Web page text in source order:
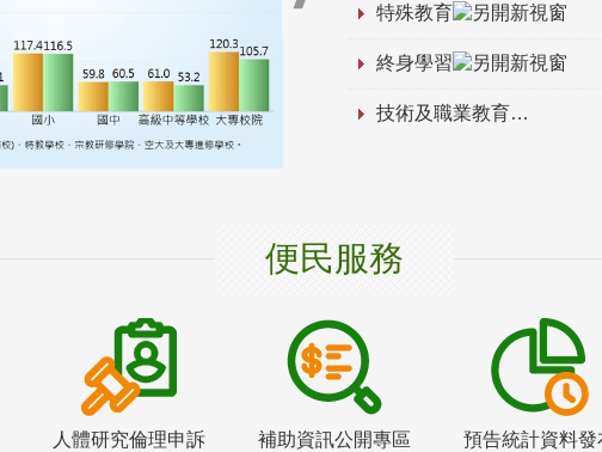
特殊教育
終身學習
技術及職業教育
便民服務
人體研究倫理申訴 補助資訊公開專區
預告統計資料發